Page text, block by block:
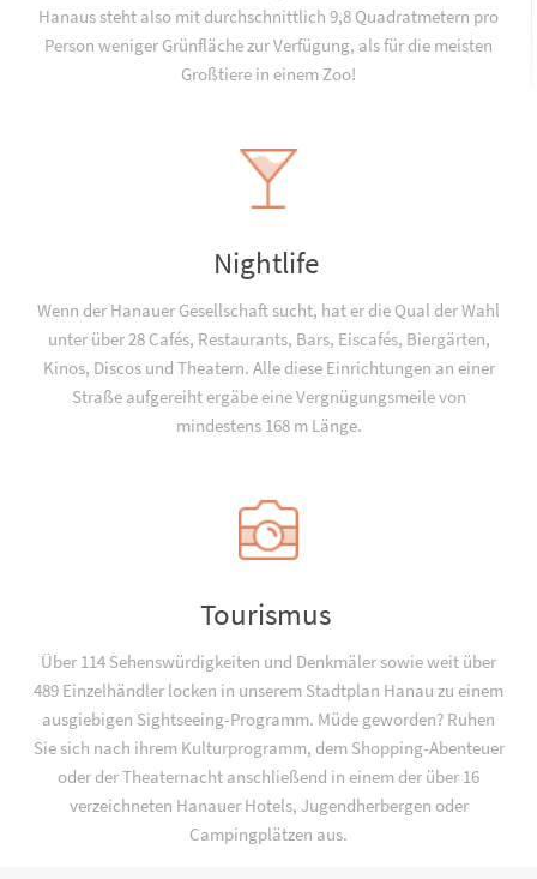
Hanaus steht also mit durchschnittlich 9,8 Quadratmetern pro
Person weniger Grünfläche zur Verfügung, als für die meisten
Großtiere in einem Zoo!
Nightlife
Wenn der Hanauer Gesellschaft sucht, hat er die Qual der Wahl
unter über 28 Cafés, Restaurants, Bars, Eiscafés, Biergärten,
Kinos, Discos und Theatern. Alle diese Einrichtungen an einer
Straße aufgereiht ergäbe eine Vergnügungsmeile von
mindestens 168 m Länge.
Tourismus
Über 114 Sehenswürdigkeiten und Denkmäler sowie weit über
489 Einzelhändler locken in unserem Stadtplan Hanau zu einem
ausgiebigen Sightseeing-Programm. Müde geworden? Ruhen
Sie sich nach ihrem Kulturprogramm, dem Shopping-Abenteuer
oder der Theaternacht anschließend in einem der über 16
verzeichneten Hanauer Hotels, Jugend­­herbergen oder
Campingplätzen aus.